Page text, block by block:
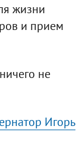
жизни
и прием
не
Игорь